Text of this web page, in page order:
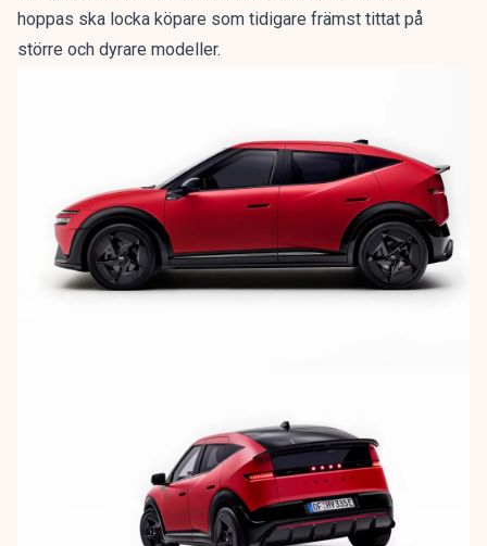
hoppas ska locka köpare som tidigare främst tittat på
större och dyrare modeller.